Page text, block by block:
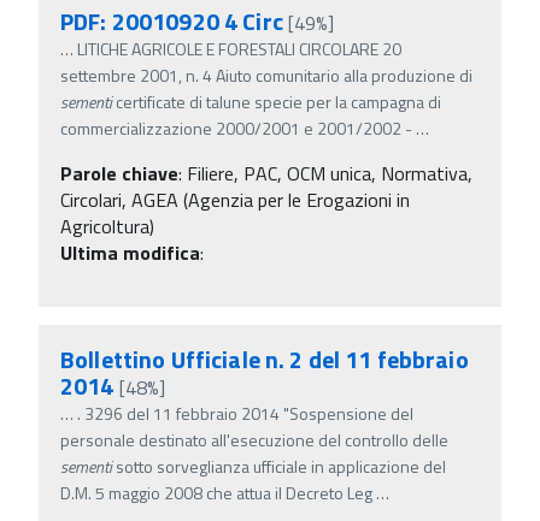
PDF: 20010920 4 Circ[49%]
… LITICHE AGRICOLE E FORESTALI CIRCOLARE 20
settembre 2001, n. 4 Aiuto comunitario alla produzione di
sementicertificate di talune specie per la campagna di
commercializzazione 2000/2001 e 2001/2002 -…
Parole chiave: Filiere, PAC, OCM unica, Normativa,
Circolari, AGEA (Agenzia per le Erogazioni in
Agricoltura)
Ultima modifica:
Bollettino Ufficiale n. 2 del 11 febbraio
2014 [48%]
… . 3296 del 11 febbraio 2014 "Sospensione del
personale destinato all'esecuzione del controllo delle
sementisotto sorveglianza ufficiale in applicazione del
D.M. 5 maggio 2008 che attua il Decreto Leg…